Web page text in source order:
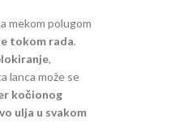
mekom polugom
tokom rada.
,
lanca može se
kočionog
ulja u svakom